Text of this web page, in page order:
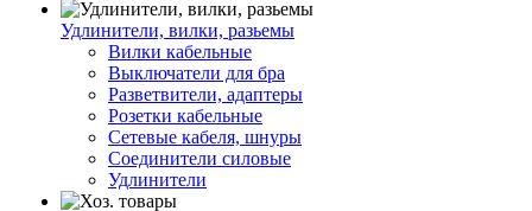
Удлинители, вилки, разьемы
Вилки кабельные
Выключатели для бра
Разветвители, адаптеры
Розетки кабельные
Сетевые кабеля, шнуры
Соединители силовые
Удлинители